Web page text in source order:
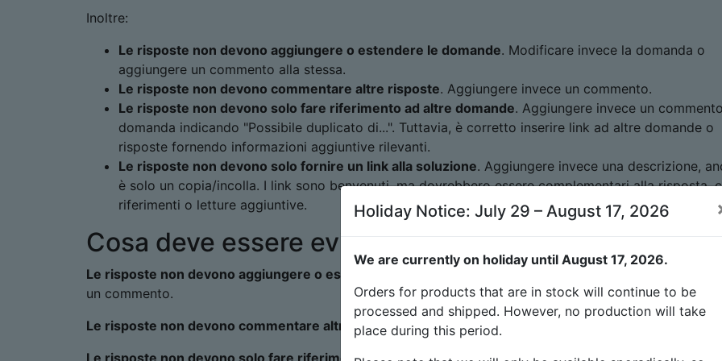
Inoltre:
Le risposte non devono aggiungere o estendere le domande. Modificare invece la domanda o
aggiungere un commento alla stessa.
Le risposte non devono commentare altre risposte. Aggiungere invece un commento.
Le risposte non devono solo fare riferimento ad altre domande. Aggiungere invece un
domanda indicando "Possibile duplicato di...". Tuttavia, è corretto inserire link ad altre domande o
risposte fornendo informazioni aggiuntive rilevanti.
Le risposte non devono solo fornire un link alla soluzione. Aggiungere invece una descrizione,
è solo un copia/incolla. I link sono benvenuti, ma dovrebbero essere complementari alla risposta,
riferimenti o letture aggiuntive.
Cosa deve essere evitato nelle risposte?
Le risposte non devono aggiungere o estendere le domande
. Modificare invece la domanda o
un commento.
Le risposte non devono commentare altre risposte. Aggiungere invece un commento.
Le risposte non devono solo fare riferimento ad altre domande. Aggiungere invece un commento
Holiday Notice: July 29 – August 17, 2026
We are currently on holiday until August 17, 2026.
Orders for products that are in stock will continue to be
processed and shipped. However, no production will take
place during this period.